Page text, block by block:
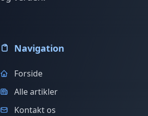
Navigation
Forside
Alle artikler
Kontakt os